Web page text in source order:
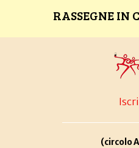
RASSEGNE IN
(circolo